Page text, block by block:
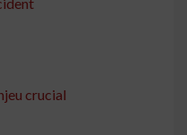
crucial